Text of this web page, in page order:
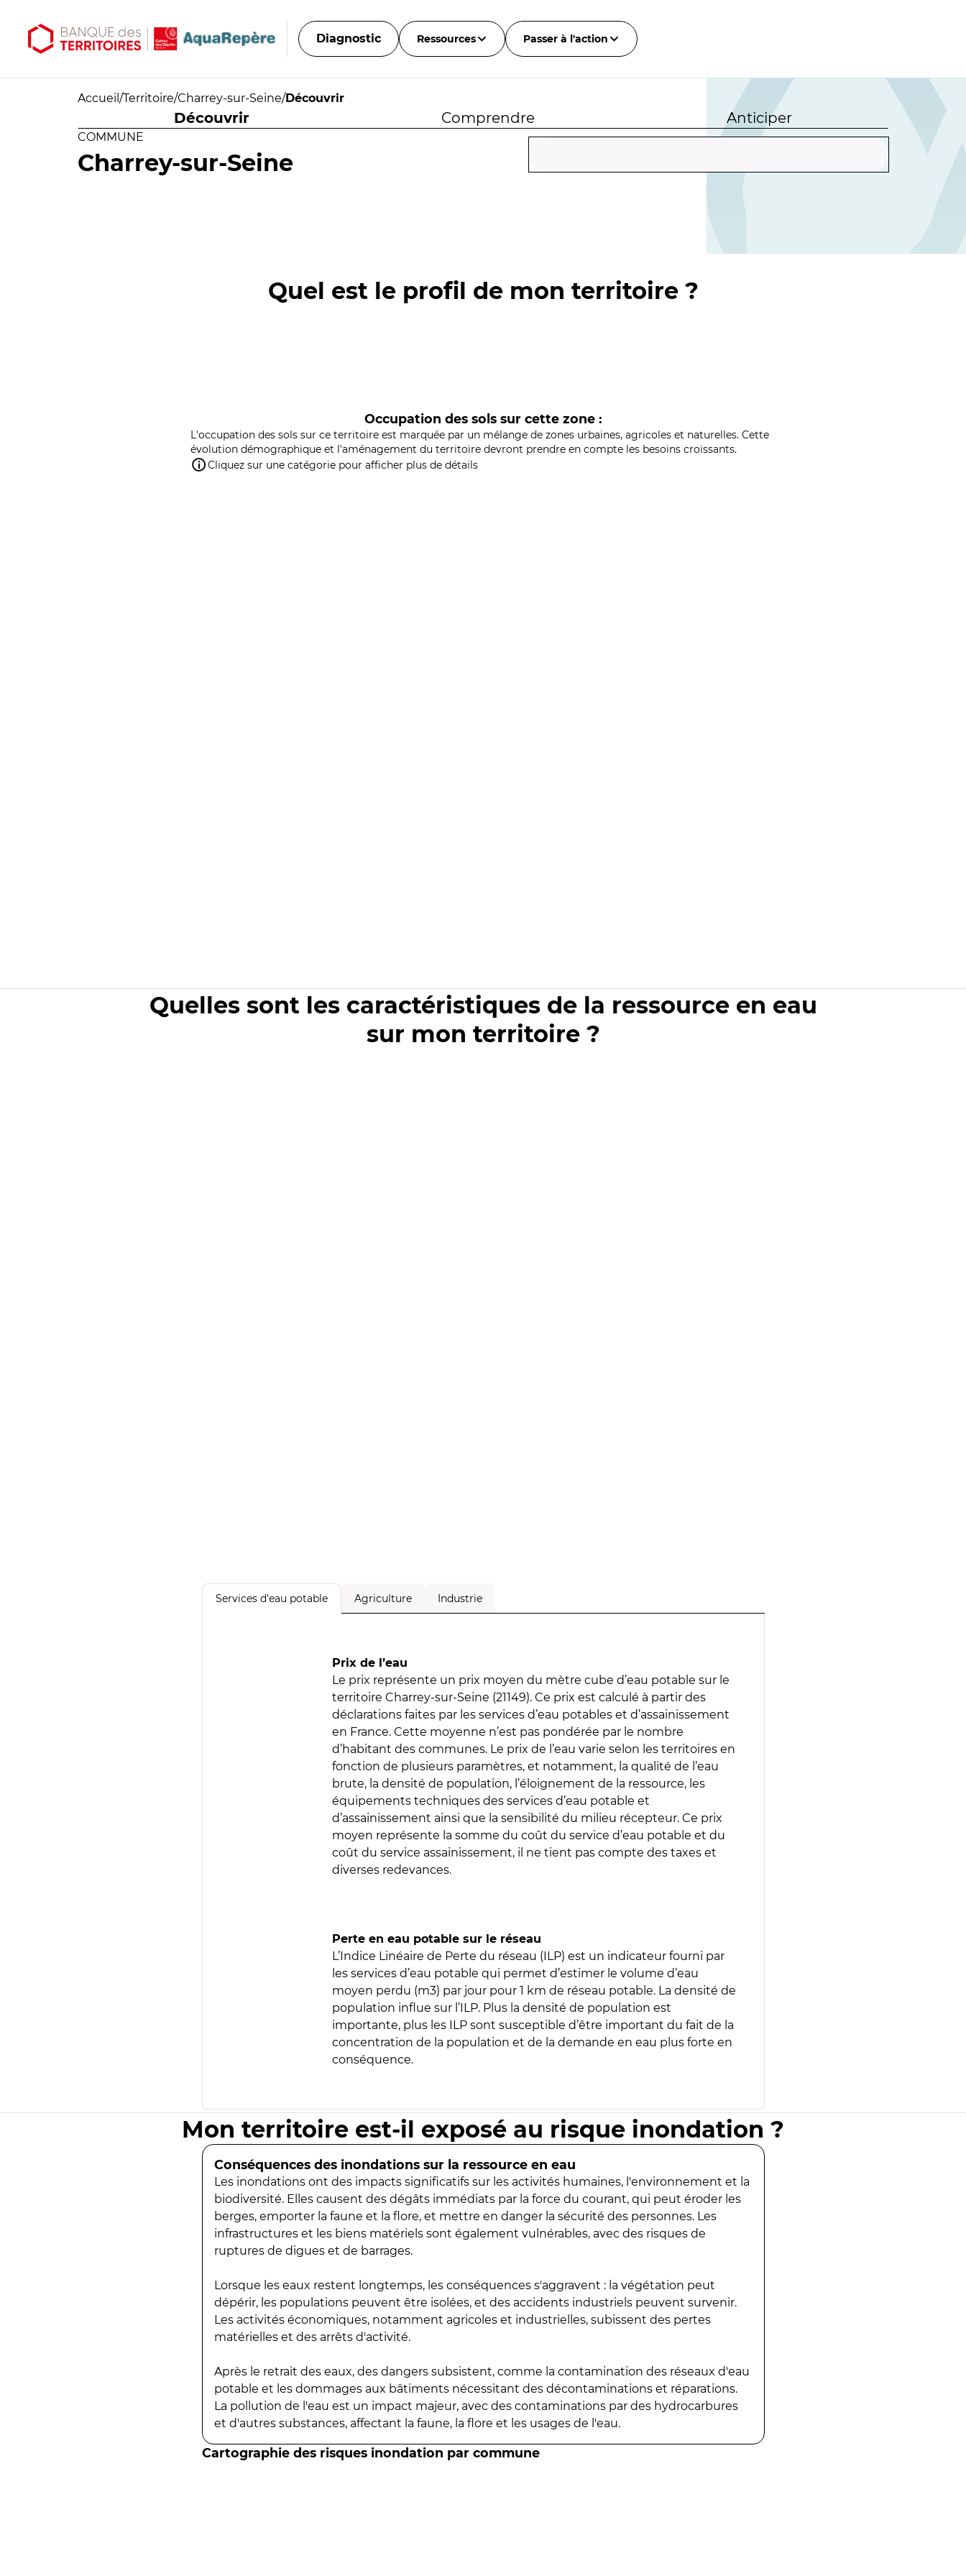
Diagnostic Ressources Passer à l'action
Accueil /Territoire/Charrey-sur-Seine/Découvrir
Découvrir Comprendre Anticiper
COMMUNE
Charrey-sur-Seine
Quel est le profil de mon territoire ?
Occupation des sols sur cette zone :
L'occupation des sols sur ce territoire est marquée par un mélange de zones urbaines, agricoles et naturelles. Cette
évolution démographique et l'aménagement du territoire devront prendre en compte les besoins croissants.
Cliquez sur une catégorie pour afficher plus de détails
Quelles sont les caractéristiques de la ressource en eau
sur mon territoire ?
Services d'eau potable Agriculture Industrie
Prix de l’eau
Le prix représente un prix moyen du mètre cube d’eau potable sur le
territoire Charrey-sur-Seine (21149). Ce prix est calculé à partir des
déclarations faites par les services d’eau potables et d’assainissement
en France. Cette moyenne n’est pas pondérée par le nombre
d’habitant des communes. Le prix de l’eau varie selon les territoires en
fonction de plusieurs paramètres, et notamment, la qualité de l’eau
brute, la densité de population, l’éloignement de la ressource, les
équipements techniques des services d’eau potable et
d’assainissement ainsi que la sensibilité du milieu récepteur. Ce prix
moyen représente la somme du coût du service d’eau potable et du
coût du service assainissement, il ne tient pas compte des taxes et
diverses redevances.
Perte en eau potable sur le réseau
L’Indice Linéaire de Perte du réseau (ILP) est un indicateur fourni par
les services d’eau potable qui permet d’estimer le volume d’eau
moyen perdu (m3) par jour pour 1 km de réseau potable. La densité de
population influe sur l’ILP. Plus la densité de population est
importante, plus les ILP sont susceptible d’être important du fait de la
concentration de la population et de la demande en eau plus forte en
conséquence.
Mon territoire est-il exposé au risque inondation ?
Conséquences des inondations sur la ressource en eau
Les inondations ont des impacts significatifs sur les activités humaines, l'environnement et la
biodiversité. Elles causent des dégâts immédiats par la force du courant, qui peut éroder les
berges, emporter la faune et la flore, et mettre en danger la sécurité des personnes. Les
infrastructures et les biens matériels sont également vulnérables, avec des risques de
ruptures de digues et de barrages.
Lorsque les eaux restent longtemps, les conséquences s'aggravent : la végétation peut
dépérir, les populations peuvent être isolées, et des accidents industriels peuvent survenir.
Les activités économiques, notamment agricoles et industrielles, subissent des pertes
matérielles et des arrêts d'activité.
Après le retrait des eaux, des dangers subsistent, comme la contamination des réseaux d'eau
potable et les dommages aux bâtiments nécessitant des décontaminations et réparations.
La pollution de l'eau est un impact majeur, avec des contaminations par des hydrocarbures
et d'autres substances, affectant la faune, la flore et les usages de l'eau.
Cartographie des risques inondation par commune